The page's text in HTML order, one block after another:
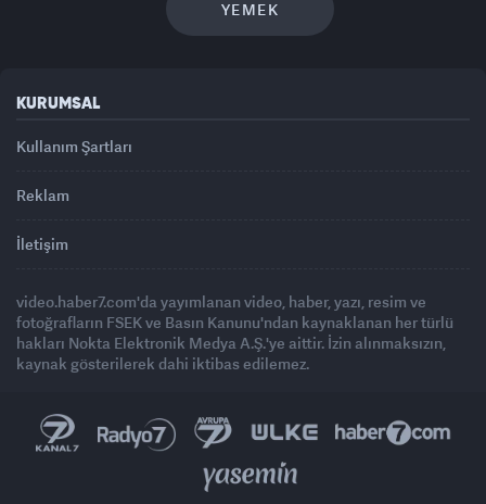
YEMEK
KURUMSAL
Kullanım Şartları
Reklam
İletişim
video.haber7.com'da yayımlanan video, haber, yazı, resim ve
fotoğrafların FSEK ve Basın Kanunu'ndan kaynaklanan her türlü
hakları Nokta Elektronik Medya A.Ş.'ye aittir. İzin alınmaksızın,
kaynak gösterilerek dahi iktibas edilemez.